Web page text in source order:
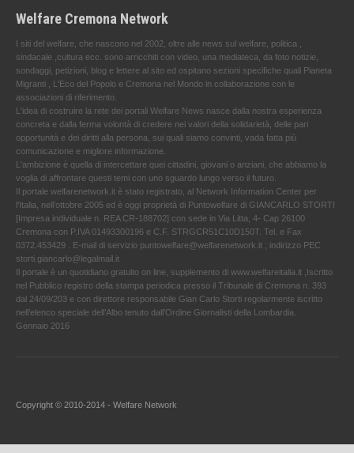
Welfare Cremona Network
I siti del welfare, che nascono nel 2002, oltre alle news sul welfare, politica ,
sindacale ,cultura ecc. sono arricchiti con video, una mediateca, da foto notizie,
sondaggi, petizioni, blog e lettere al sito ed ospitano sezioni specifiche quali Pianeta
Migranti , L'Eco del Popolo e Cremona nel Mondo in collaborazione con le
associazioni di riferimento.
L'idea di costruire la rete dei portali Welfare News nasce dalla nostra esperienza
concreta e dalla ferma volontà di credere nei valori della solidarietà, delle pari
opportunità e dei diritti alla persona, sui quali siamo convinti, vada fatta più
comunicazione e migliore informazione.
L'ambizione è quella di intercettare quei cittadini, giovani o anziani, che abbiamo la
voglia di affrontare questi temi con uno sguardo lungo verso il futuro.
Il portale welfarenetwork.it è stato registrato, al Network Information Center per
l'Italia, nell’ottobre 2005 ed è oggi proprietà di Puntowelfare di GIANCARLO STORTI
[Impresa individuale n. REA CR-188702] con sede in Via Litta, 4- Cap 26100
Cremona con P.IVA 01493300196 e C.F. STRGCR51C10D150T. Tel. e Fax
0372.453429 . E-mail di servizio puntowelfare@welfarenetwork.it ; indirizzo PEC
storti.giancarlo@legalmail.it
Il portale è un quotidiano gratuito on line, supplemento di www.welfareitalia.it ,Iscritto
nel Pubblico registro della stampa periodica presso il Tribunale di Cremona n. 393
dal 24/09/203 e con direttore responsabile Gian Carlo Storti regolarmente iscritto
nell’elenco speciale dell’Albo tenuto dall’Ordine Giornalisti della Lombardia.
Gennaio 2016
Copyright © 2010-2014 - Welfare Network